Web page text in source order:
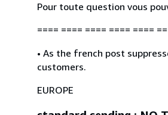
Pour toute question vous
==== ==== ==== ==== ====
• As the french post
customers.
EUROPE